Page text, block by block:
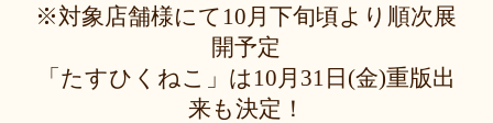
※対象店舗様にて10月下旬頃より順次展
開予定
「たすひくねこ」は10月31日(金)重版出
来も決定！